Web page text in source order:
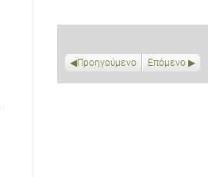
Προηγούμενο Επόμενο